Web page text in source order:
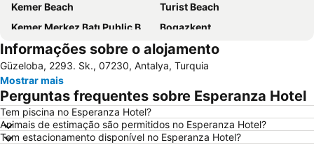
Kemer Beach
Turist Beach
Kemer Merkez Batı Public Beach
Bogazkent
Beach Cafe
Gazipasa Ogretmenevi Beach
Mermerli Beach
Tekirova Beach
Lara Dido Beach
Antalya Expo Center
Palace of Justice
Antalya Bus Station
Olympos
Phaselis
Informações sobre o alojamento
Güzeloba, 2293. Sk., 07230, Antalya, Turquia
Mostrar mais
Perguntas frequentes sobre Esperanza Hotel
Tem piscina no Esperanza Hotel?
Animais de estimação são permitidos no Esperanza Hotel?
Tem estacionamento disponível no Esperanza Hotel?